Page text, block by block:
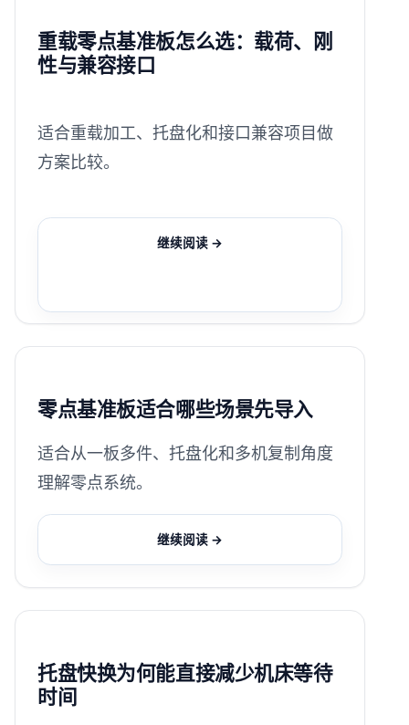
重载零点基准板怎么选：载荷、刚
性与兼容接口
适合重载加工、托盘化和接口兼容项目做
方案比较。
继续阅读 →
零点基准板适合哪些场景先导入
适合从一板多件、托盘化和多机复制角度
理解零点系统。
继续阅读 →
托盘快换为何能直接减少机床等待
时间